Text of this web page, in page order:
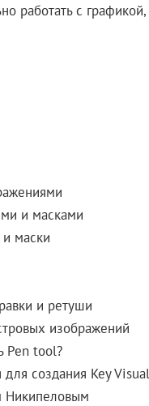
работать с
и масками
маски
и ретуши
изображений
Pen tool?
создания Key Visual
Никипеловым